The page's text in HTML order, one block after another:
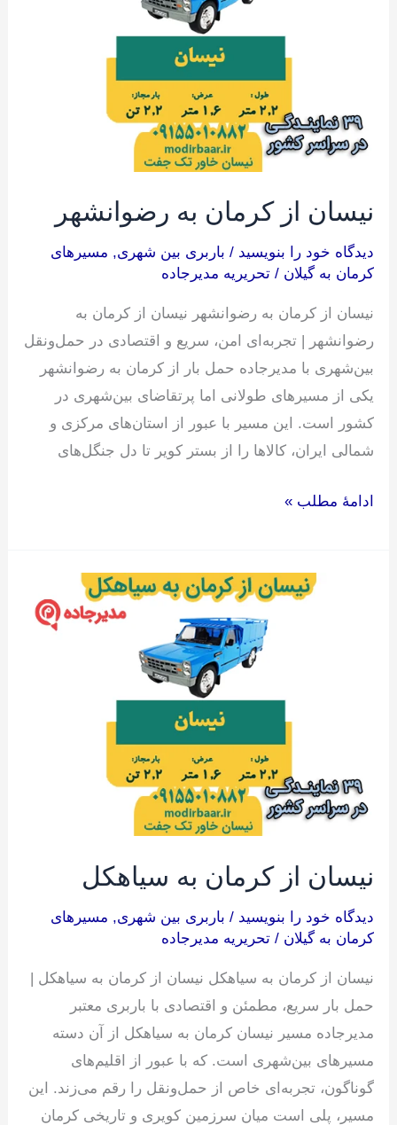
نیسان از کرمان به رضوانشهر
دیدگاه‌ خود را بنویسید / باربری بین شهری, مسیرهای
کرمان به گیلان /تحریریه مدیرجاده
نیسان از کرمان به رضوانشهر نیسان از کرمان به
رضوانشهر | تجربه‌ای امن، سریع و اقتصادی در حمل‌ونقل
بین‌شهری با مدیرجاده حمل بار از کرمان به رضوانشهر
یکی از مسیرهای طولانی اما پرتقاضای بین‌شهری در
کشور است. این مسیر با عبور از استان‌های مرکزی و
شمالی ایران، کالاها را از بستر کویر تا دل جنگل‌های
ادامۀ مطلب »
نیسان از کرمان به سیاهکل
دیدگاه‌ خود را بنویسید / باربری بین شهری, مسیرهای
کرمان به گیلان /تحریریه مدیرجاده
نیسان از کرمان به سیاهکل نیسان از کرمان به سیاهکل |
حمل بار سریع، مطمئن و اقتصادی با باربری معتبر
مدیرجاده مسیر نیسان کرمان به سیاهکل از آن دسته
مسیرهای بین‌شهری است. که با عبور از اقلیم‌های
گوناگون، تجربه‌ای خاص از حمل‌ونقل را رقم می‌زند. این
مسیر، پلی است میان سرزمین کویری و تاریخی کرمان